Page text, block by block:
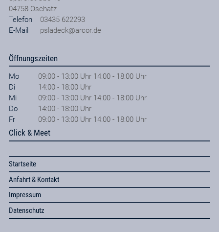
04758 Oschatz
Telefon
03435 622293
E-Mail
psladeck@arcor.de
Öffnungszeiten
Mo
09:00 - 13:00 Uhr 14:00 - 18:00 Uhr
Di
14:00 - 18:00 Uhr
Mi
09:00 - 13:00 Uhr 14:00 - 18:00 Uhr
Do
14:00 - 18:00 Uhr
Fr
09:00 - 13:00 Uhr 14:00 - 18:00 Uhr
Click & Meet
Startseite
Anfahrt & Kontakt
Impressum
Datenschutz